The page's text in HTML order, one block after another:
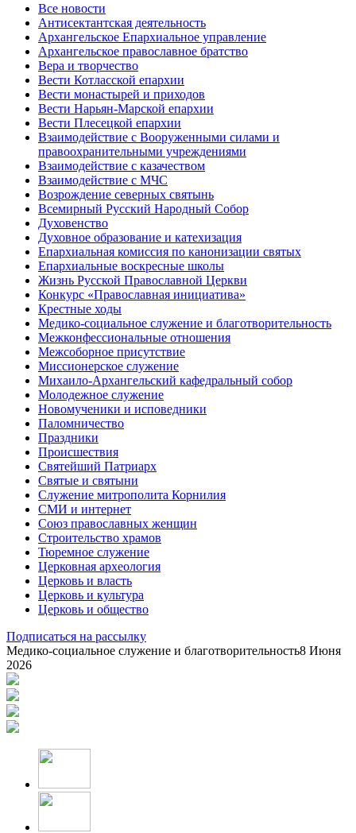
Все новости
Антисектантская деятельность
Архангельское Епархиальное управление
Архангельское православное братство
Вера и творчество
Вести Котласской епархии
Вести монастырей и приходов
Вести Нарьян-Марской епархии
Вести Плесецкой епархии
Взаимодействие с Вооруженными силами и
правоохранительными учреждениями
Взаимодействие с казачеством
Взаимодействие с МЧС
Возрождение северных святынь
Всемирный Русский Народный Собор
Духовенство
Духовное образование и катехизация
Епархиальная комиссия по канонизации святых
Епархиальные воскресные школы
Жизнь Русской Православной Церкви
Конкурс «Православная инициатива»
Крестные ходы
Медико-социальное служение и благотворительность
Межконфессиональные отношения
Межсоборное присутствие
Миссионерское служение
Михаило-Архангельский кафедральный собор
Молодежное служение
Новомученики и исповедники
Паломничество
Праздники
Происшествия
Святейший Патриарх
Святые и святыни
Служение митрополита Корнилия
СМИ и интернет
Союз православных женщин
Строительство храмов
Тюремное служение
Церковная археология
Церковь и власть
Церковь и культура
Церковь и общество
Подписаться на рассылку
Медико-социальное служение и благотворительность8 Июня
2026